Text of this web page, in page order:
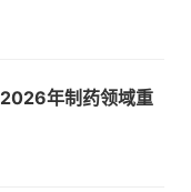
年制药领域重